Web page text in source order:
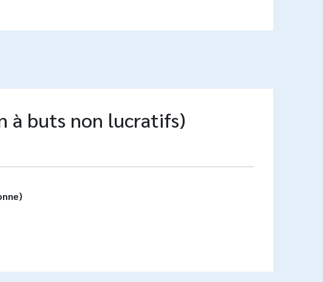
à buts non lucratifs)